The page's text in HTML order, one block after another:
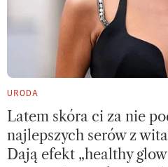
URODA
Latem skóra ci za nie
najlepszych serów z
Dają efekt „healthy